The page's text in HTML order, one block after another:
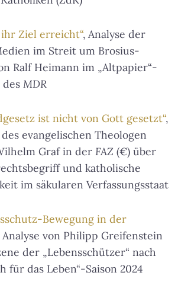
ihr Ziel erreicht“, Analyse der
im Streit um Brosius-
Ralf Heimann im „Altpapier“-
MDR
ist nicht von Gott gesetzt“,
evangelischen Theologen
Graf in der FAZ (€) über
und katholische
im säkularen Verfassungsstaat
Bewegung in der
Analyse von Philipp Greifenstein
der „Lebensschützer“ nach
für das Leben“-Saison 2024